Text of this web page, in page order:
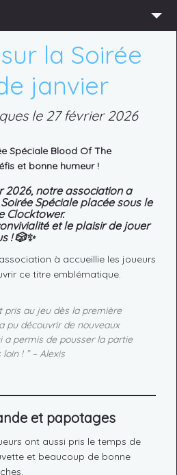
la Soirée
janvier
le 27 février 2026
Spéciale Blood Of The
et bonne humeur !
2026, notre association a
Soirée Spécialeplacée sous le
Clocktower.
et le plaisir de jouer
! 🎲✨
à accueillie les joueurs
ce titre emblématique.
pris au jeu dès la première
pu découvrir de nouveaux
a permis de pousser la partie
! ” – Alexis
et papotages
ont aussi pris le temps de
et beaucoup de bonne